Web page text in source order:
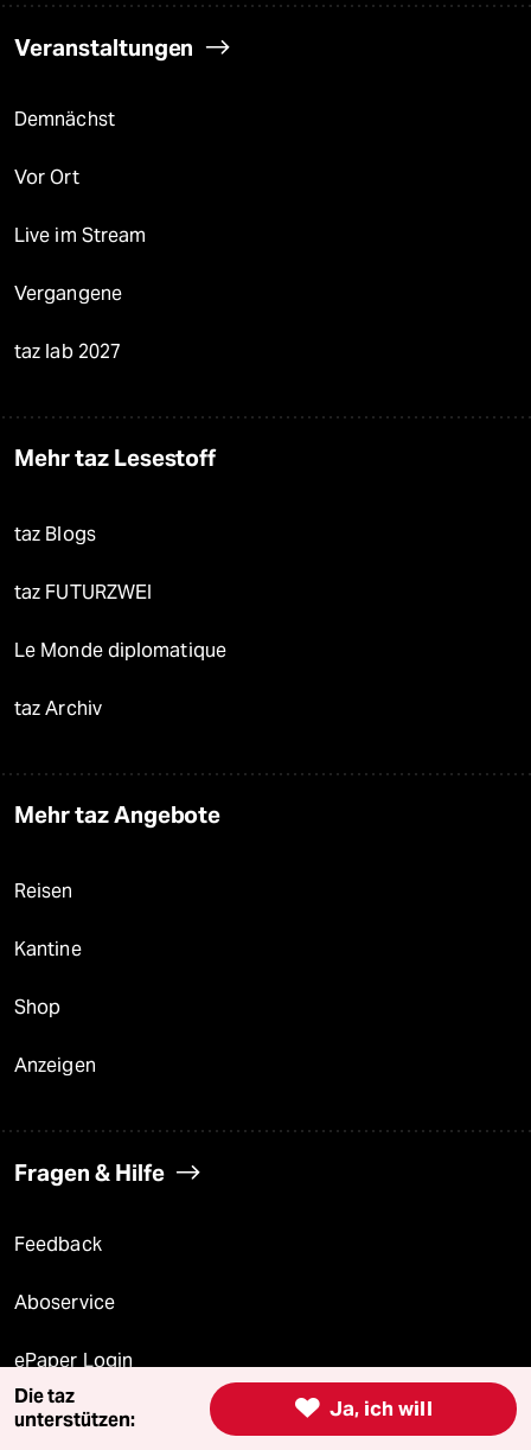
Veranstaltungen
Demnächst
Vor Ort
Live im Stream
Vergangene
taz lab 2027
Mehr taz Lesestoff
taz Blogs
taz FUTURZWEI
Le Monde diplomatique
taz Archiv
Mehr taz Angebote
Reisen
Kantine
Shop
Anzeigen
Fragen & Hilfe
Feedback
Aboservice
ePaper Login
Downloads für Abonnierende  Ja, ich will
Die taz
unterstützen: